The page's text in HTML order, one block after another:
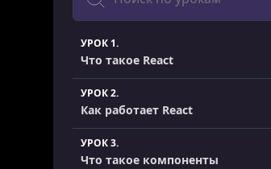
УРОК 1.
Что такое React
УРОК 2.
Как работает React
УРОК 3.
Что такое компоненты